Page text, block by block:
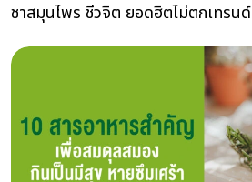
ชาสมุนไพร ชีวจิต ยอดฮิตไม่ตกเทรนด์